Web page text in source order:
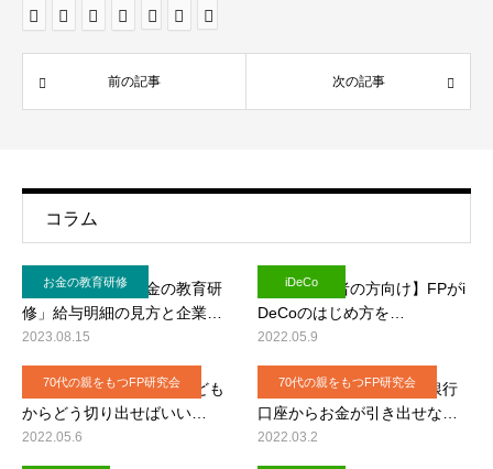
前の記事 次の記事
コラム
お金の教育研修
【実施事例】「お金の教育研
修」給与明細の見方と企業…
2023.08.15
iDeCo
【投資初心者の方向け】FPがi
DeCoのはじめ方を…
2022.05.9
70代の親をもつFP研究会
お金の話を70代の親に子ども
からどう切り出せばいい…
2022.05.6
70代の親をもつFP研究会
親が認知症になったら、銀行
口座からお金が引き出せな…
2022.03.2